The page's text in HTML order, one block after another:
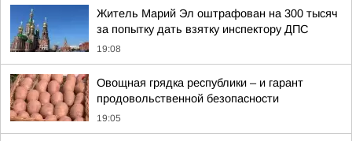
Житель Марий Эл оштрафован на 300 тысяч
за попытку дать взятку инспектору ДПС
19:08
Овощная грядка республики – и гарант
продовольственной безопасности
19:05